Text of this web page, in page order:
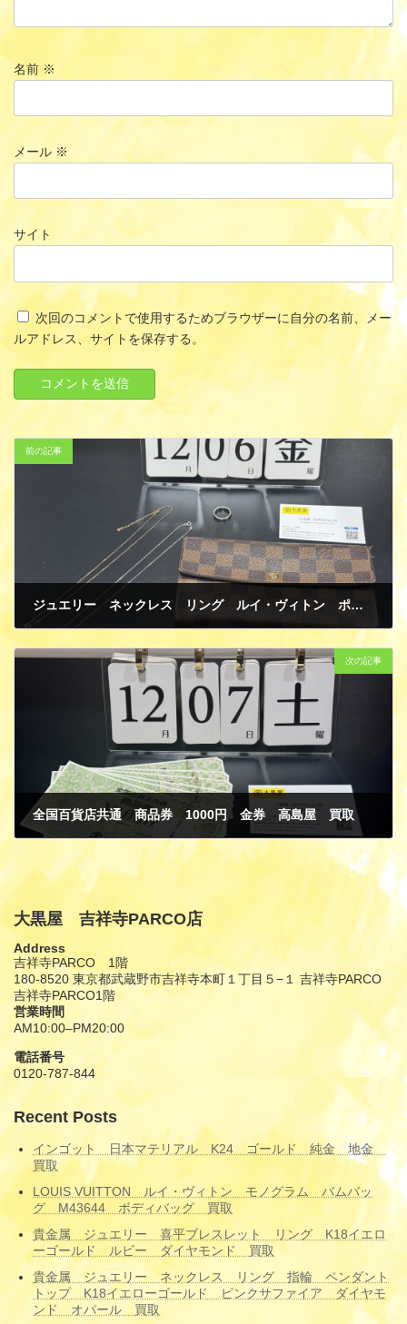
名前 ※
メール ※
サイト
次回のコメントで使用するためブラウザーに自分の名前、メー
ルアドレス、サイトを保存する。
前の記事
ジュエリー ネックレス リング ルイ・ヴィトン ポルトフォイユ・サラ ダミエ 買取
次の記事
全国百貨店共通 商品券 1000円 金券 高島屋 買取
大黒屋 吉祥寺PARCO店
Address
吉祥寺PARCO 1階
180-8520 東京都武蔵野市吉祥寺本町１丁目５−１ 吉祥寺PARCO
吉祥寺PARCO1階
営業時間
AM10:00–PM20:00
電話番号
0120-787-844
Recent Posts
インゴット 日本マテリアル K24 ゴールド 純金 地金
買取
LOUIS VUITTON ルイ・ヴィトン モノグラム バムバッ
グ M43644 ボディバッグ 買取
貴金属 ジュエリー 喜平ブレスレット リング K18イエロ
ーゴールド ルビー ダイヤモンド 買取
貴金属 ジュエリー ネックレス リング 指輪 ペンダント
トップ K18イエローゴールド ピンクサファイア ダイヤモ
ンド オパール 買取